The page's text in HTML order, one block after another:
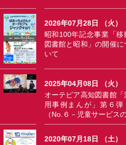
2026年07月28日 （火）
昭和100年記念事業「移
図書館と昭和」の開催に
いて
2025年04月08日 （火）
オーテピア高知図書館「
用事例まんが」第６弾
（No.６－児童サービス
2020年07月18日 （土）